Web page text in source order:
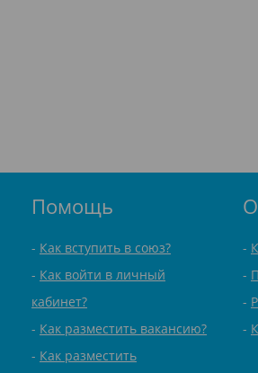
Помощь
Как вступить в союз?
Как войти в личный
кабинет?
Как разместить вакансию?
Как разместить